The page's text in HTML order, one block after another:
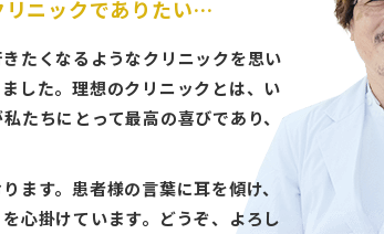
リニックでありたい…
たくなるようなクリニックを思い
した。理想のクリニックとは、い
ちにとって最高の喜びであり、
ます。 患者様の言葉に耳を傾け、
心掛けています。 どうぞ、
よろし